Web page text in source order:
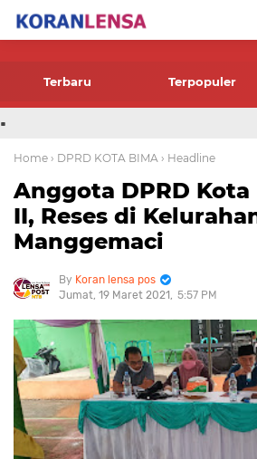
-->
Terbaru Terpopuler
.
Home › DPRD KOTA BIMA › Headline
Anggota DPRD
II, Reses di
Manggemaci
Koran lensa pos
Jumat, 19 Maret 2021
5:57 PM